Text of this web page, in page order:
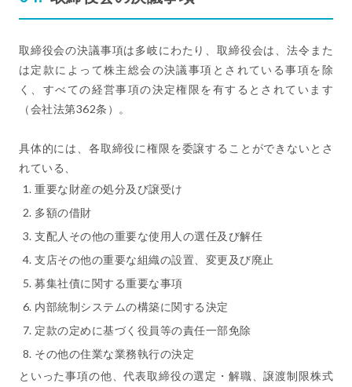
取締役会の決議事項は多岐にわたり、取締役会は、法令また
は定款によって株主総会の決議事項とされている事項を除
く、すべての経営事項の決定権限を有するとされています
（会社法第362条）。
具体的には、各取締役に権限を委譲することができないとさ
れている、
重要な財産の処分及び譲受け
多額の借財
支配人その他の重要な使用人の選任及び解任
支店その他の重要な組織の設置、変更及び廃止
募集社債に関する重要な事項
内部統制システムの構築に関する決定
定款の定めに基づく役員等の責任一部免除
その他の住業な業務執行の決定
といった事項の他、代表取締役の選定・解職、譲渡制限株式